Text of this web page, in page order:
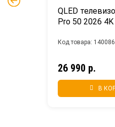
QLED
Pro 50 2026
26 990 р.
В
Код товара: 140086